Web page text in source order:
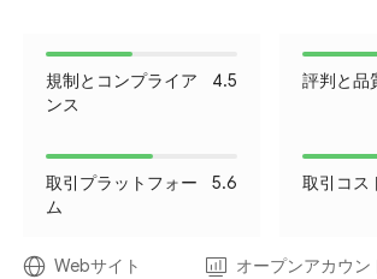
規制とコンプライア
ンス
4.5 評判と品
取引プラットフォー
ム
5.6 取引コス
Webサイト オープンアカウン